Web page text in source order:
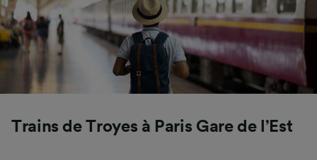
Trains de Troyes à Paris Gare de l’Est